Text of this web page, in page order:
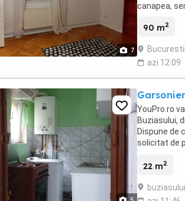
7
canapea,
90 m2
azi 12:09
YouPro.ro
Buziasului,
Dispune de
solicitat de
22 m2